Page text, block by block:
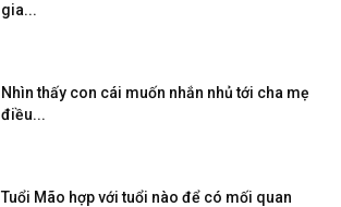
gia...
Nhìn thấy con cái muốn nhắn nhủ tới cha mẹ
điều...
Tuổi Mão hợp với tuổi nào để có mối quan